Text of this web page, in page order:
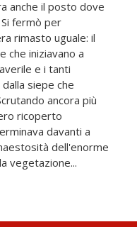
anche il posto dove
fermò per
rimasto uguale: il
che iniziavano a
e i tanti
siepe che
ancora più
ricoperto
davanti a
dell'enorme
vegetazione...